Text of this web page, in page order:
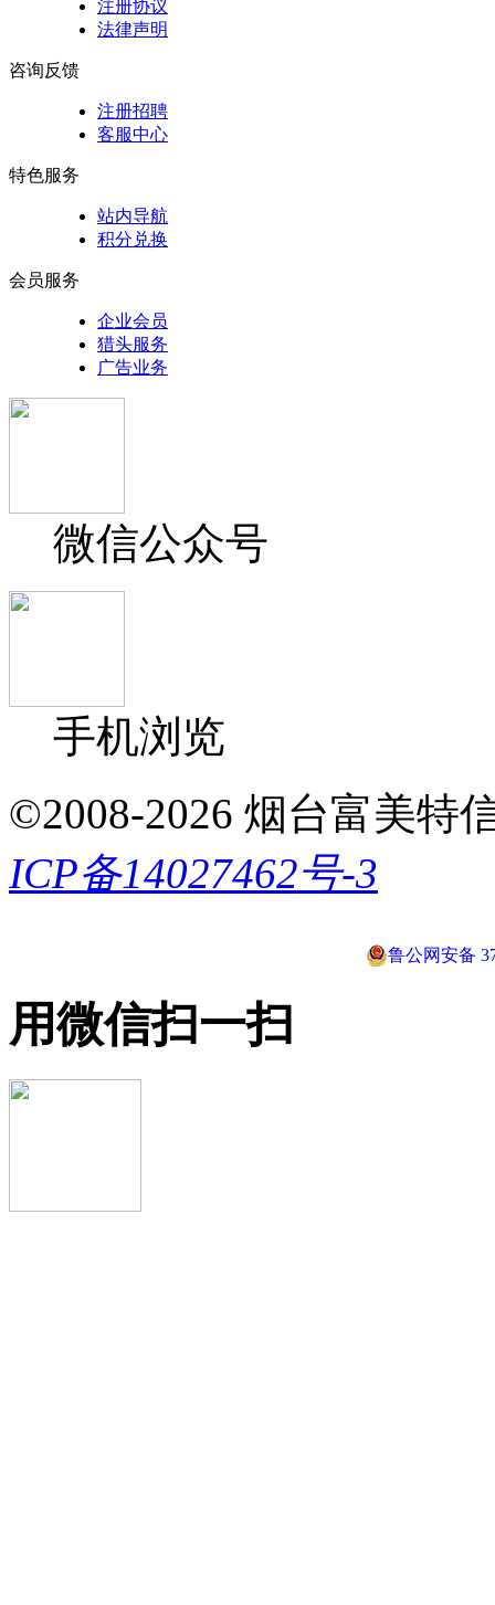
注册协议
法律声明
咨询反馈
注册招聘
客服中心
特色服务
站内导航
积分兑换
会员服务
企业会员
猎头服务
广告业务
微信公众号
手机浏览
©2008-2026 烟台富美特
ICP备14027462号-3
鲁公网安备
用微信扫一扫